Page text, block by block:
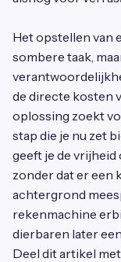
Het opstellen van
sombere taak,
de directe kosten
oplossing zoekt
stap die je nu zet
geeft je de vrijheid
zonder dat er een
achtergrond
rekenmachine
dierbaren later
Deel dit artikel